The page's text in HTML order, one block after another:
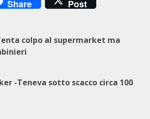
Share Post
colpo al supermarket ma
-Teneva sotto scacco circa 100